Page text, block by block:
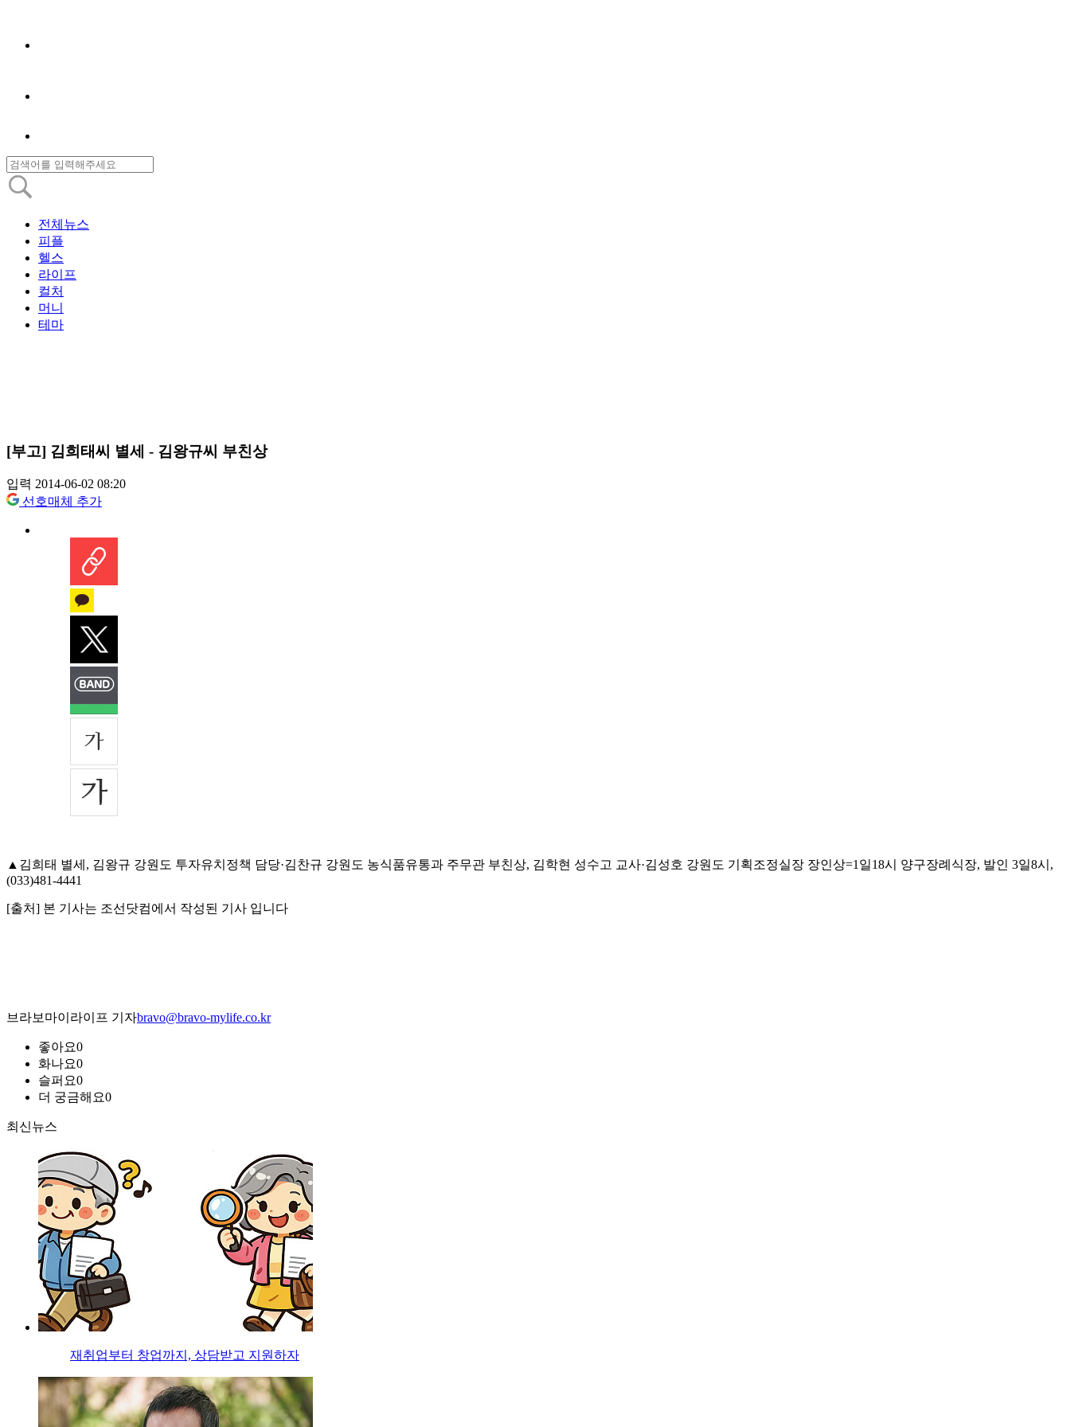
전체뉴스
피플
헬스
라이프
컬처
머니
테마
[부고] 김희태씨 별세 - 김왕규씨 부친상
입력 2014-06-02 08:20
선호매체 추가
▲김희태 별세, 김왕규 강원도 투자유치정책 담당·김찬규 강원도 농식품유통과 주무관 부친상, 김학현 성수고 교사·김성호 강원도 기획조정실장 장인상=1일18시 양구장례식장, 발인 3일8시,
(033)481-4441
[출처] 본 기사는 조선닷컴에서 작성된 기사 입니다
브라보마이라이프 기자bravo@bravo-mylife.co.kr
좋아요0
화나요0
슬퍼요0
더 궁금해요0
최신뉴스
재취업부터 창업까지, 상담받고 지원하자